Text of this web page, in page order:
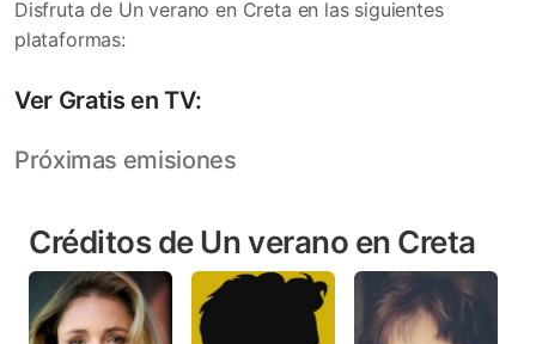
Disfruta de Un verano en Creta en las siguientes
plataformas:
Ver Gratis en TV:
Próximas emisiones
Créditos de Un verano en Creta